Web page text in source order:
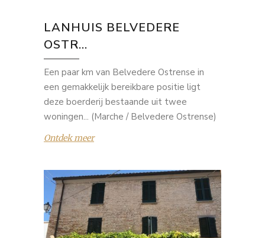
LANHUIS BELVEDERE
OSTR...
Een paar km van Belvedere Ostrense in
een gemakkelijk bereikbare positie ligt
deze boerderij bestaande uit twee
woningen... (Marche / Belvedere Ostrense)
Ontdek meer